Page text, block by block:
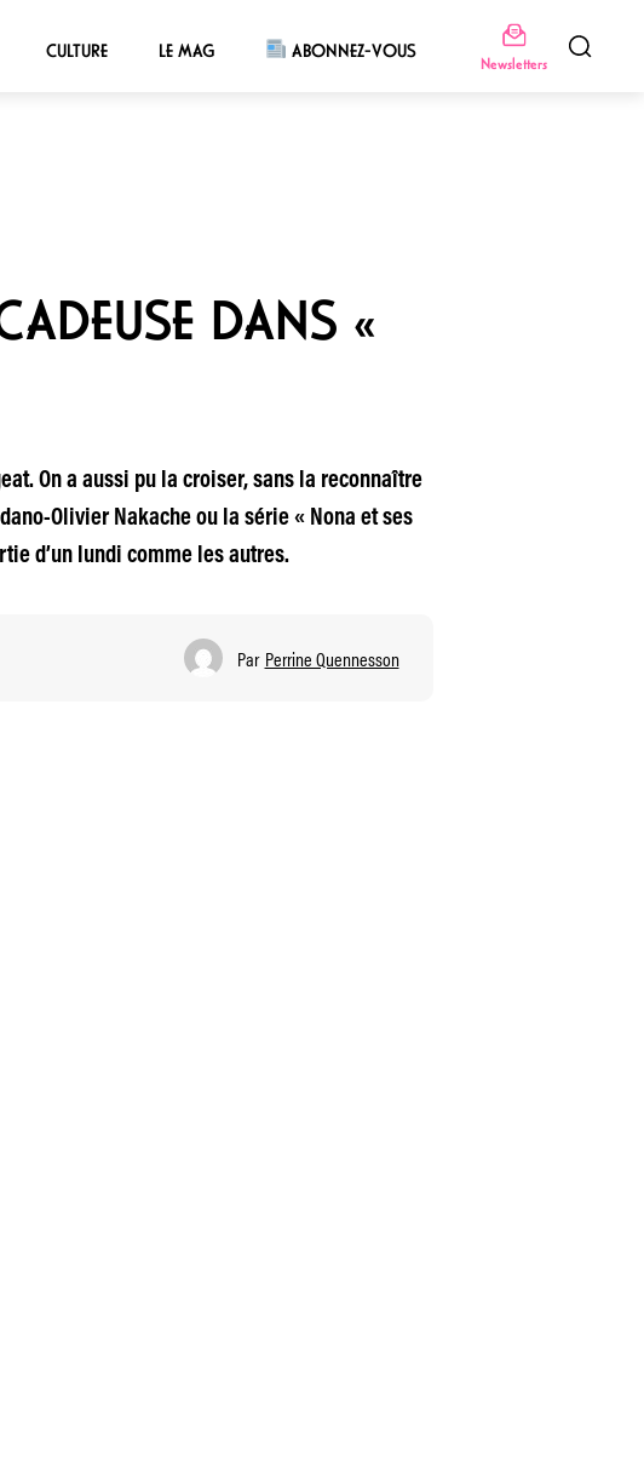
CULTURE LE MAG ABONNEZ-VOUS
Newsletters
DANS «
On a aussi pu la croiser, sans la reconnaître
Olivier Nakache ou la série « Nona et ses
d’un lundi comme les autres.
Par Perrine Quennesson